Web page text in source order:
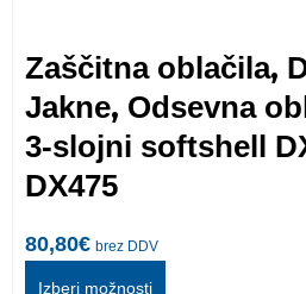
Zaščitna oblačila,
Jakne, Odsevna
3-slojni softshell
DX475
80,80€ brez DDV
Izberi možnosti